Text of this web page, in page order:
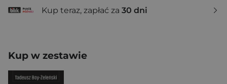
Kup teraz, zapłać za 30 dni
Kup w zestawie